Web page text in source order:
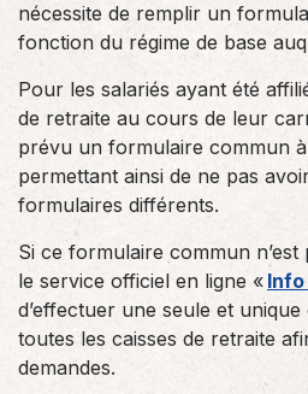
nécessite de remplir un
fonction du régime de base
Pour les salariés ayant été
de retraite au cours de leur
prévu un formulaire commun
permettant ainsi de ne pas
formulaires différents.
Si ce formulaire commun
le service officiel en ligne «
d’effectuer une seule et
toutes les caisses de retraite
demandes.